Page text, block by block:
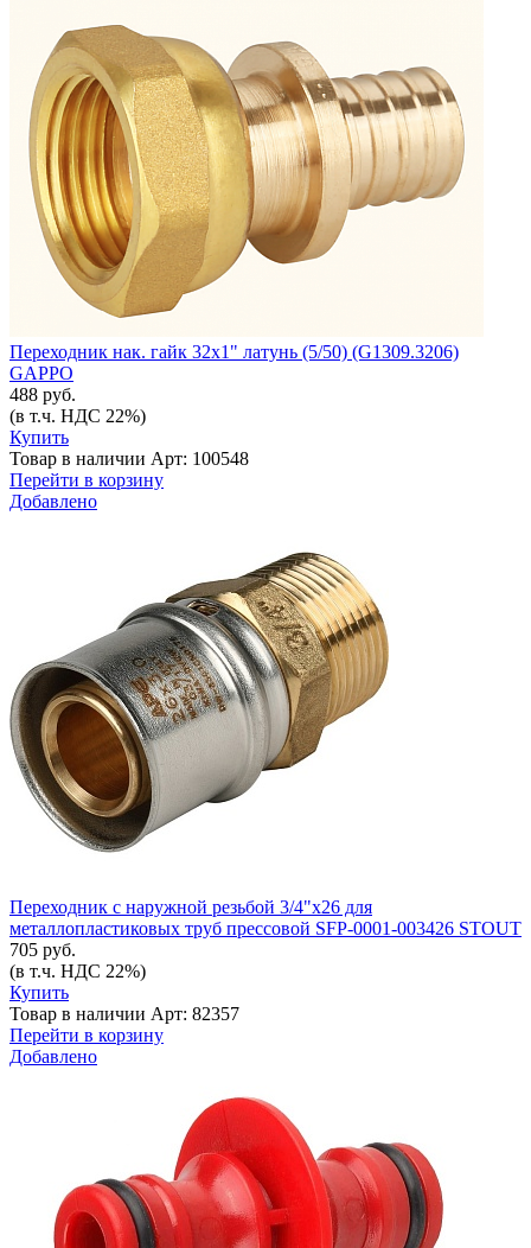
Переходник нак. гайк 32х1" латунь (5/50) (G1309.3206)
GAPPO
488 руб.
(в т.ч. НДС 22%)
Купить
Товар в наличии Арт: 100548
Перейти в корзину
Добавлено
Переходник с наружной резьбой 3/4"х26 для
металлопластиковых труб прессовой SFP-0001-003426 STOUT
705 руб.
(в т.ч. НДС 22%)
Купить
Товар в наличии Арт: 82357
Перейти в корзину
Добавлено